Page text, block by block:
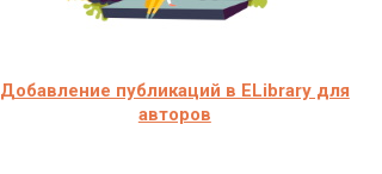
Добавление публикаций в ELibrary для
авторов